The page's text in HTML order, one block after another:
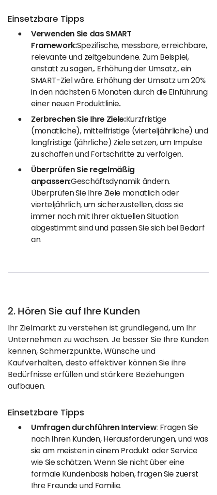
Einsetzbare Tipps
Verwenden Sie das SMART
Framework:Spezifische, messbare, erreichbare,
relevante und zeitgebundene. Zum Beispiel,
anstatt zu sagen,. Erhöhung der Umsatz,. ein
SMART-Ziel wäre. Erhöhung der Umsatz um 20%
in den nächsten 6 Monaten durch die Einführung
einer neuen Produktlinie..
Zerbrechen Sie Ihre Ziele:Kurzfristige
(monatliche), mittelfristige (vierteljährliche) und
langfristige (jährliche) Ziele setzen, um Impulse
zu schaffen und Fortschritte zu verfolgen.
Überprüfen Sie regelmäßig
anpassen:Geschäftsdynamik ändern.
Überprüfen Sie Ihre Ziele monatlich oder
vierteljährlich, um sicherzustellen, dass sie
immer noch mit Ihrer aktuellen Situation
abgestimmt sind und passen Sie sich bei Bedarf
an.
2. Hören Sie auf Ihre Kunden
Ihr Zielmarkt zu verstehen ist grundlegend, um Ihr
Unternehmen zu wachsen. Je besser Sie Ihre Kunden
kennen, Schmerzpunkte, Wünsche und
Kaufverhalten, desto effektiver können Sie ihre
Bedürfnisse erfüllen und stärkere Beziehungen
aufbauen.
Einsetzbare Tipps
Umfragen durchführen Interview: Fragen Sie
nach Ihren Kunden, Herausforderungen, und was
sie am meisten in einem Produkt oder Service
wie Sie schätzen. Wenn Sie nicht über eine
formale Kundenbasis haben, fragen Sie zuerst
Ihre Freunde und Familie.